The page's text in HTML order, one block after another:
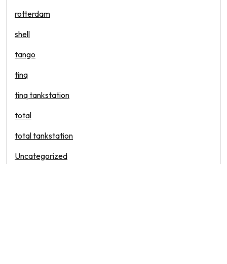
rotterdam
shell
tango
tinq
tinq tankstation
total
total tankstation
Uncategorized